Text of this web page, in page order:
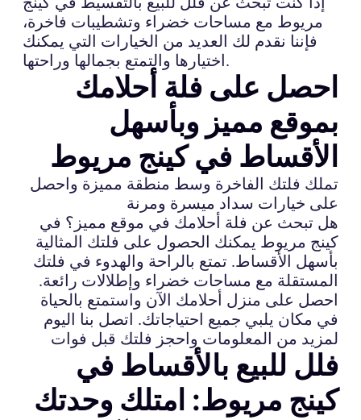
مريوط مع مساحات خضراء وتشطيبات فاخرة،
فإننا نقدم لك العديد من الخيارات التي يمكنك
اختيارها والتمتع بجمالها وراحتها.
احصل على فلة أحلامك
بموقع مميز وبأسهل
الأقساط في كينج مريوط
تملك فلتك الفاخرة وسط منطقة مميزة واحصل
على خيارات سداد ميسرة ومرنة
هل تبحث عن فلة أحلامك في موقع مميز؟ في
كينج مريوط يمكنك الحصول على فلتك المثالية
بأسهل الأقساط. تمتع بالراحة والهدوء في فلتك
المستقلة مع مساحات خضراء وإطلالات رائعة.
احصل على منزل أحلامك الآن واستمتع بالحياة
في مكان يلبي جميع احتياجاتك. اتصل بنا اليوم
لمزيد من المعلومات واحجز فلتك قبل فوات
فلل للبيع بالأقساط في
كينج مريوط: امتلك وحدتك